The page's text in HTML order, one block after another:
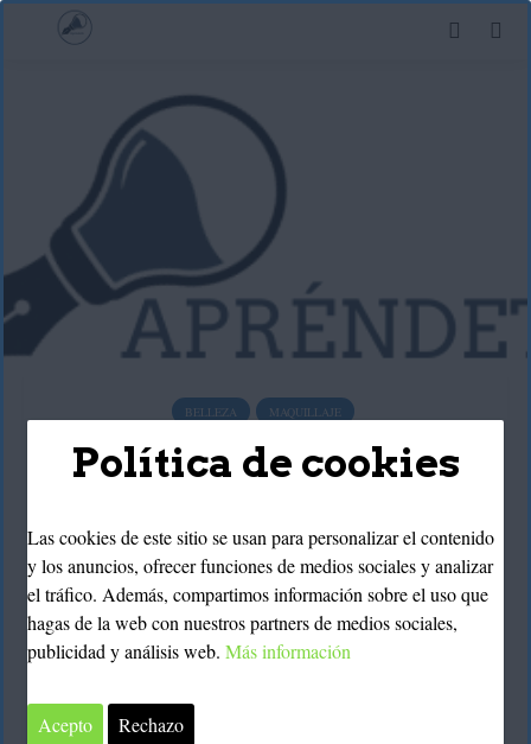
BELLEZA MAQUILLAJE
Cómo mantener el
tiempo
Deyimar Albornoz 13 agosto, 2017
Todas quisiéramos poder tener un maquillaje que fuese
sencillo y rápido, pero además que nos dure más tiempo,
es por esto que te contamos
maquillaje por más tiempo
Política de cookies
Las cookies de este sitio se usan para personalizar el contenido
y los anuncios, ofrecer funciones de medios sociales y analizar
el tráfico. Además, compartimos información sobre el uso que
hagas de la web con nuestros partners de medios sociales,
publicidad y análisis web. Más información
Acepto Rechazo